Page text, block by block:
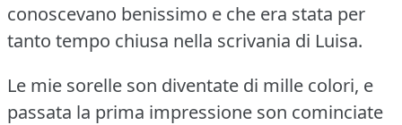
conoscevano benissimo e che era stata per
tanto tempo chiusa nella scrivania di Luisa.
Le mie sorelle son diventate di mille colori, e
passata la prima impressione son cominciate